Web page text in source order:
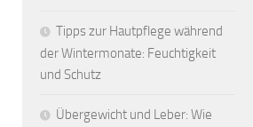
Tipps zur Hautpflege während
der Wintermonate: Feuchtigkeit
und Schutz
Übergewicht und Leber: Wie